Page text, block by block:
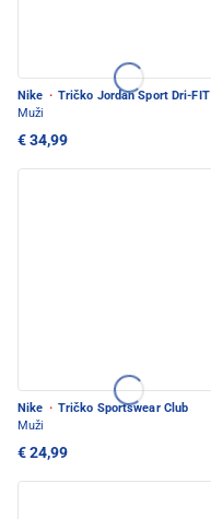
Nike · Tričko Jordan Sport Dri-FIT
Muži
€ 34,99
Nike · Tričko Sportswear Club
Muži
€ 24,99